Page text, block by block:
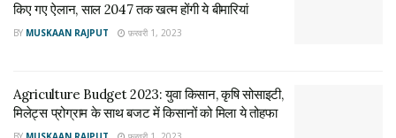
सोसाइटी, मिलेट्स प्रोग्राम के साथ बजट में किसानों को मिला ये
तोहफा
क्या-क्या हुआ महंगा?
किए गए ऐलान, साल 2047 तक खत्म होंगी ये बीमारियां
BY MUSKAAN RAJPUT फ़रवरी 1, 2023
Agriculture Budget 2023: युवा किसान, कृषि सोसाइटी,
मिलेट्स प्रोग्राम के साथ बजट में किसानों को मिला ये तोहफा